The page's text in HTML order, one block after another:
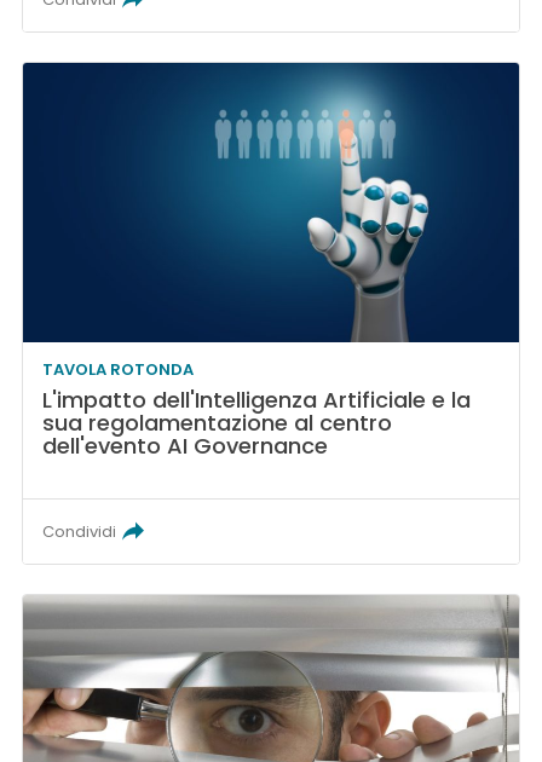
TAVOLA ROTONDA
L'impatto dell'Intelligenza Artificiale e la
sua regolamentazione al centro
dell'evento AI Governance
Condividi